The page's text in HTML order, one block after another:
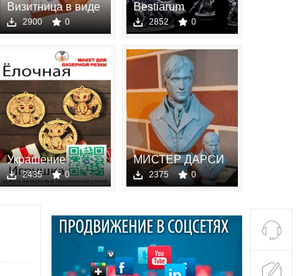
Визитница в виде
руки2900 0
Bestiarum
Miniatures —
Covenant of Grie
2852 0
Украшение
рождествен
2435 0
МИСТЕР ДАРСИ
ГОРДОСТЬ
2375 0